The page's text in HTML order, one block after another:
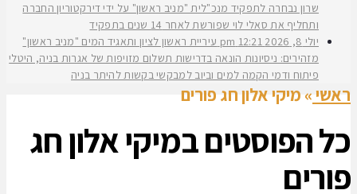
שרון נבחרה לתפקיד מנכ"לית "מניב ראשון" על ידי דירקטוריון החברה
ותחליף את סאלי לוי שפורשת לאחר 14 שנים בתפקיד
יולי 8, 2026
12:21 pm
עיריית ראשון לציון ותאגיד המים "מניב ראשון"
מזהירים: ניסיונות הונאה בדרישות תשלום מזויפות של אגרות בניה, היטלי
פיתוח ודמי הקמה למים וביוב למבקשי בקשות להיתר בניה
ראשי» מיקי אלון חג פורים
כל הפוסטים במיקי אלון חג
פורים